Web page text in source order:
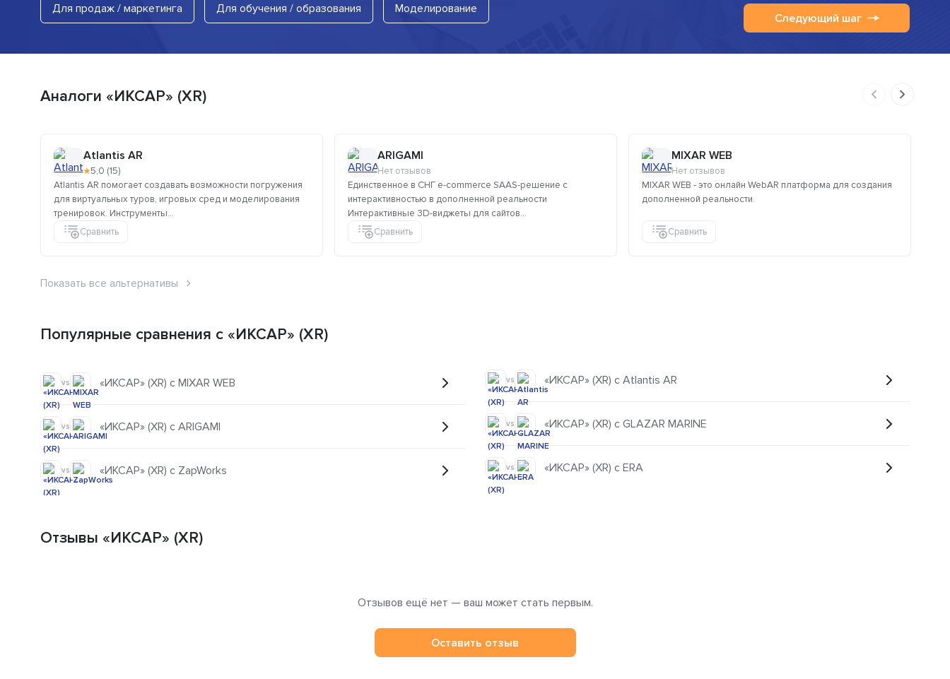
Для продаж / маркетинга Для обучения / образования Моделирование
Следующий шаг
Аналоги «ИКСАР» (XR)
Atlantis AR
★5,0 (15)
Atlantis AR помогает создавать возможности погружения
для виртуальных туров, игровых сред и моделирования
тренировок. Инструменты...
Сравнить
ARIGAMI
Нет отзывов
Единственное в СНГ e-commerce SAAS-решение с
интерактивностью в дополненной реальности
Интерактивные 3D-виджеты для сайтов...
Сравнить
MIXAR WEB
Нет отзывов
MIXAR WEB - это онлайн WebAR платформа для создания
дополненной реальности.
Сравнить
Показать все альтернативы
Популярные сравнения с «ИКСАР» (XR)
vs «ИКСАР» (XR) с MIXAR WEB
vs «ИКСАР» (XR) с ARIGAMI
vs «ИКСАР» (XR) с ZapWorks
vs «ИКСАР» (XR) с Atlantis AR
vs «ИКСАР» (XR) с GLAZAR MARINE
vs «ИКСАР» (XR) с ERA
Отзывы «ИКСАР» (XR)
Отзывов ещё нет — ваш может стать первым.
Оставить отзыв